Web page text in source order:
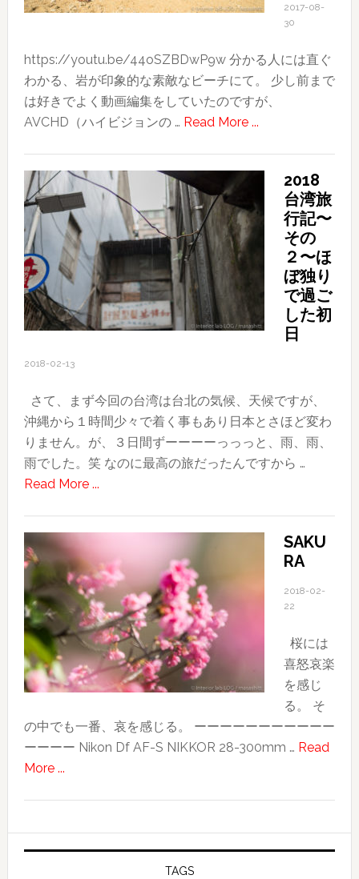
が
険
2017-08-
30
https://youtu.be/44oSZBDwP9w 分かる人には直ぐ
わかる、岩が印象的な素敵なビーチにて。 少し前まで
は好きでよく動画編集をしていたのですが、
AVCHD（ハイビジョンの … Read More ...about
4K
創
み
2018
台湾旅
行記〜
その
２〜ほ
ぼ独り
で過ご
した初
日
2018-02-13
さて、まず今回の台湾は台北の気候、天候ですが、
沖縄から１時間少々で着く事もあり日本とさほど変わ
りません。が、３日間ずーーーーっっっと、雨、雨、
雨でした。笑 なのに最高の旅だったんですから …
Read More ...about
旅
行
記〜
そ
の
２〜
ほ
独
り
し
SAKU
RA
2018-02-
22
桜には
喜怒哀楽
を感じ
る。 そ
の中でも一番、哀を感じる。 ーーーーーーーーーーー
ーーーー Nikon Df AF-S NIKKOR 28-300mm … Read
More ...about
TAGS